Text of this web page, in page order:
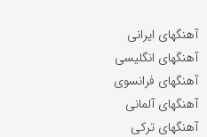
آهنگهای ایرانی
آهنگهای انگلیسی
آهنگهای فرانسوی
آهنگهای آلمانی
آهنگهای ترکی